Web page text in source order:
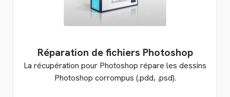
Réparation de fichiers Photoshop
La récupération pour Photoshop répare les dessins
Photoshop corrompus (.pdd, .psd).